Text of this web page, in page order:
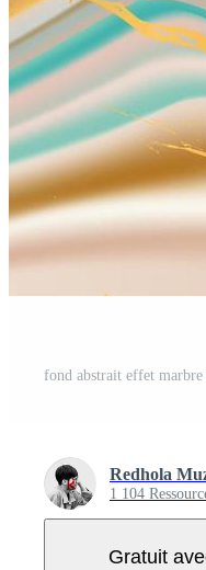
fond abstrait effet
Redhola
1 104
Gratuit